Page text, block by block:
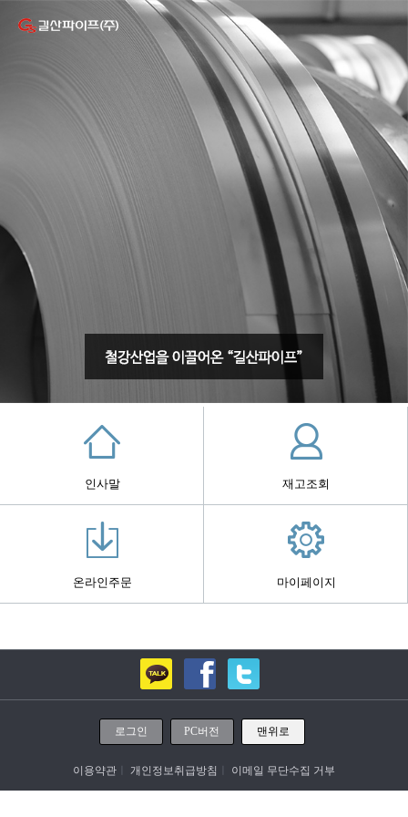
인사말 재고조회
온라인주문 마이페이지
로그인 PC버전 맨위로
이용약관 개인정보취급방침 이메일 무단수집 거부